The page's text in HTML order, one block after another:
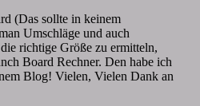
(Das sollte in keinem
Umschläge und auch
richtige Größe zu ermitteln,
Board Rechner. Den habe ich
Blog! Vielen, Vielen Dank an